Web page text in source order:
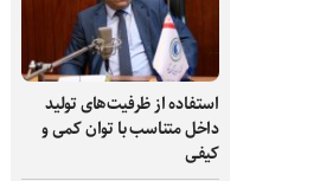
استفاده از ظرفیت‌های تولید
داخل متناسب با توان کمی و
کیفی